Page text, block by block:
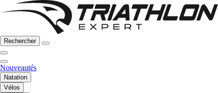
Rechercher
Nouveautés
Natation
Vélos